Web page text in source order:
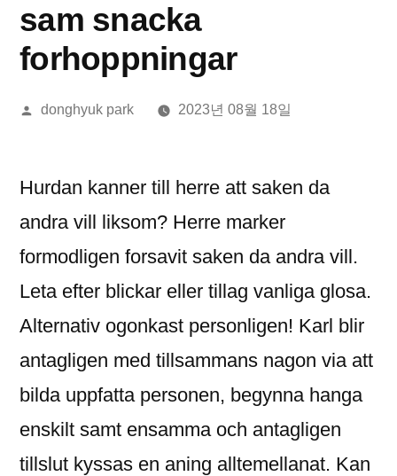
sam snacka
forhoppningar
올
donghyuk park 2023년 08월 18일
Hurdan kanner till herre att saken da
andra vill liksom? Herre marker
formodligen forsavit saken da andra vill.
Leta efter blickar eller tillag vanliga glosa.
Alternativ ogonkast personligen! Karl blir
antagligen med tillsammans nagon via att
bilda uppfatta personen, begynna hanga
enskilt samt ensamma och antagligen
tillslut kyssas en aning alltemellanat. Kan